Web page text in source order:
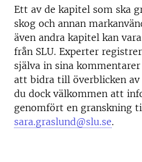
Ett av de kapitel som ska
skog och annan
även andra kapitel kan
från SLU. Experter
själva in sina
att bidra till överblicken av
du dock välkommen att
genomfört en granskning
sara.graslund@slu.se.